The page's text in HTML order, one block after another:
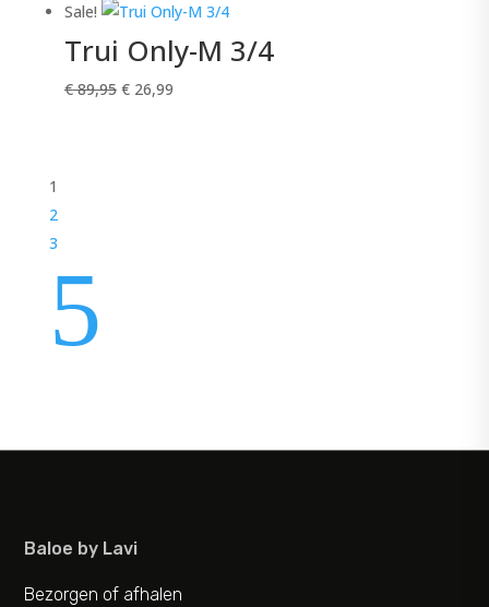
€ 119,95.€ 95,96.
Sale!
Trui Only-M 3/4
€89,95 Oorspronkelijke
€26,99Huidige
1
2
3
5
Baloe by Lavi
Bezorgen of afhalen